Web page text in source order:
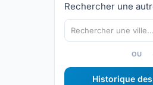
Rechercher une
OU
Historique